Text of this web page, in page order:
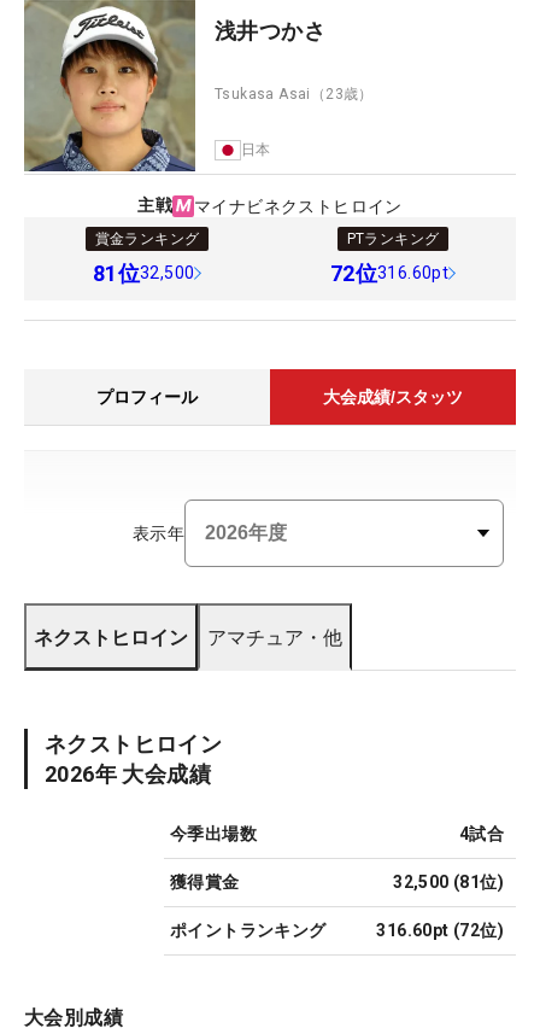
浅井つかさ
Tsukasa Asai （23歳）
日本
主戦 マイナビネクストヒロイン
賞金ランキング
81位32,500
PTランキング
72位316.60pt
プロフィール 大会成績/スタッツ
表示年
ネクストヒロイン アマチュア・他
ネクストヒロイン
2026年 大会成績
今季出場数 4試合
獲得賞金 32,500 (81位)
ポイントランキング 316.60pt (72位)
大会別成績